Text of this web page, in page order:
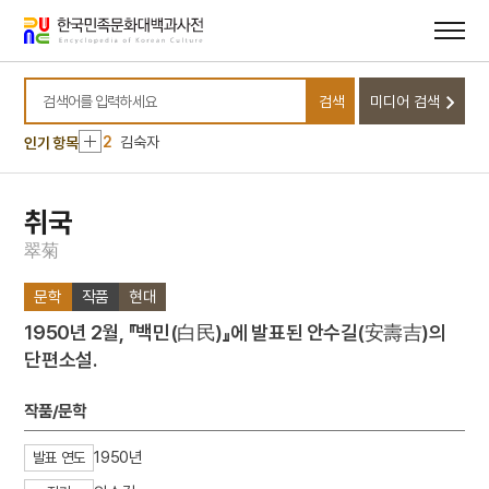
바로가기
바로가기
검색어를 입력하세요
검색 미디어 검색
인기 항목
10 서경별곡
1 한중수교
2 김숙자
3 5·16
7
금성대군
8 기산풍속도
1 한중수교
김숙자
취국
翠菊
문학 작품 현대
1950년 2월, 『백민(白民)』에 발표된 안수길(安壽吉)의
단편소설.
작품/문학
발표 연도 1950년